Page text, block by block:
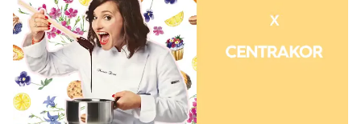
Cuisine et art de la table
Salle de bain et beauté
Entretien et rangement